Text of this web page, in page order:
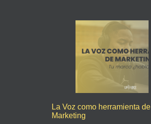
La Voz como herramienta de
Marketing